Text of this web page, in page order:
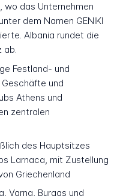
wo das Unternehmen
dem Namen GENIKI
Albania rundet die
ab.
Festland- und
und
Athens und
zentralen
des Hauptsitzes
Larnaca, mit Zustellung
Griechenland
Varna, Burgas und